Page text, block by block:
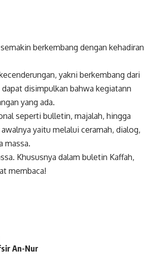
berkembang dengan kehadiran
yakni berkembang dari
disimpulkan bahwa kegiatann
yang ada.
seperti bulletin, majalah, hingga
yaitu melalui ceramah, dialog,
massa.
Khususnya dalam buletin Kaffah,
membaca!
An-Nur